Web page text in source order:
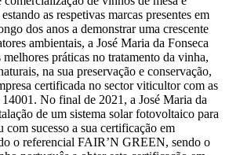
as respetivas marcas presentes em
dos anos a demonstrar uma crescente
ambientais, a José Maria da Fonseca
práticas no tratamento da vinha,
na sua preservação e conservação,
certificada no sector viticultor com as
No final de 2021, a José Maria da
de um sistema solar fotovoltaico para
sucesso a sua certificação em
o referencial FAIR’N GREEN, sendo o